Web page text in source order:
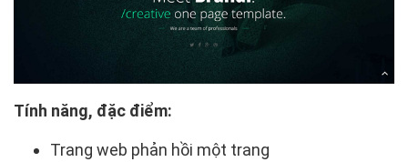
Tính năng, đặc điểm:
Trang web phản hồi một trang